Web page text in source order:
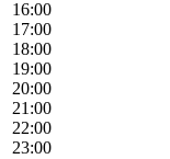
16:00
17:00
18:00
19:00
20:00
21:00
22:00
23:00